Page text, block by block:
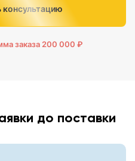
консультацию
заказа 200 000 ₽
до поставки